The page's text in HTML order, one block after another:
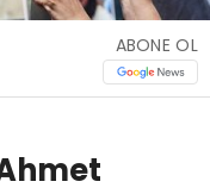
ABONE OL